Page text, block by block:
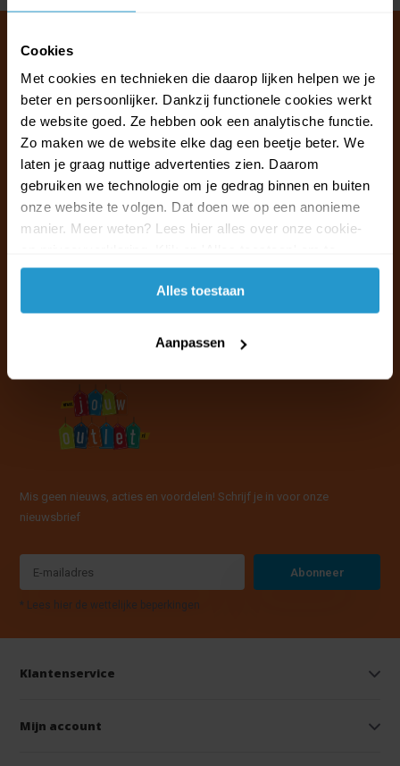
Cookies
Met cookies en technieken die daarop lijken helpen we je
beter en persoonlijker. Dankzij functionele cookies werkt
de website goed. Ze hebben ook een analytische functie.
Zo maken we de website elke dag een beetje beter. We
laten je graag nuttige advertenties zien. Daarom
gebruiken we technologie om je gedrag binnen en buiten
onze website te volgen. Dat doen we op een anonieme
manier. Meer weten? Lees hier alles over onze cookie-
accepteren.
Alles toestaan
Aanpassen
Klantenservice & FAQ
Wij staan voor u klaar.
Ma t/m vr van 09:30 - 16:00 telefonisch
+31 (0)13 785 62 41
Mis geen nieuws, acties en voordelen! Schrijf je in voor onze
nieuwsbrief
Abonneer
* Lees hier de wettelijke beperkingen
Klantenservice
Mijn account